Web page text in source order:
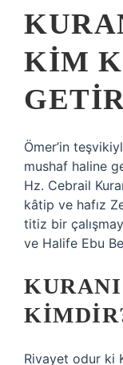
KIM
Ömer’in
mushaf haline
Hz. Cebrail
kâtip ve hafız
titiz bir
ve Halife Ebu
Rivayet odur ki